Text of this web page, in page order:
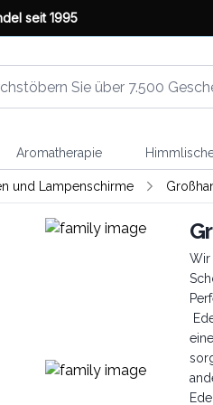
seit 1995
Aromatherapie
und Lampenschirme
Wir